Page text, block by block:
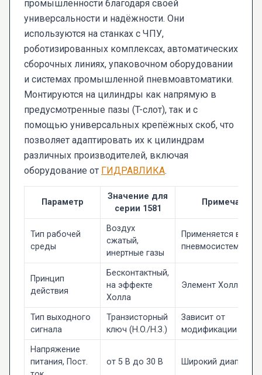
промышленности благодаря своей
универсальности и надёжности. Они
используются на станках с ЧПУ,
роботизированных комплексах, автоматических
сборочных линиях, упаковочном оборудовании
и системах промышленной пневмоавтоматики.
Монтируются на цилиндры как напрямую в
предусмотренные пазы (T-слот), так и с
помощью универсальных крепёжных скоб, что
позволяет адаптировать их к цилиндрам
различных производителей, включая
оборудование от ГИДРАВЛИКА.
Параметр
Значение для
серии 1581
Примечание
Тип рабочей
среды
Воздух
сжатый,
инертные газы
Применяется в
пневмосистемах
Принцип
действия
Бесконтактный,
на эффекте
Холла
Элемент Холла
Тип выходного
сигнала
Транзисторный
ключ (Н.O./Н.З.)
Зависит от
модификации
Напряжение
питания, Пост.
от 5 В до 30 В Широкий диапазон